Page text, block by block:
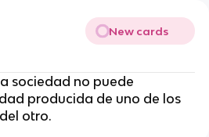
New cards
sociedad no puede
producida de uno de los
otro.